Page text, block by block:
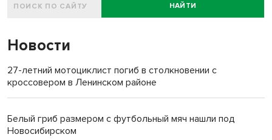
НАЙТИ
Новости
27-летний мотоциклист погиб в столкновении с
кроссовером в Ленинском районе
Белый гриб размером с футбольный мяч нашли под
Новосибирском